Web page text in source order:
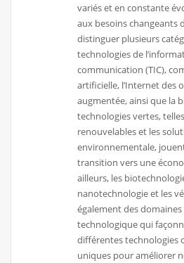
variés et en constante
aux besoins changeants
distinguer plusieurs
technologies de
communication (TIC),
artificielle, l’Internet des
augmentée, ainsi que la
technologies vertes,
renouvelables et les
environnementale,
transition vers une
ailleurs, les
nanotechnologie et les
également des
technologique qui
différentes
uniques pour améliorer